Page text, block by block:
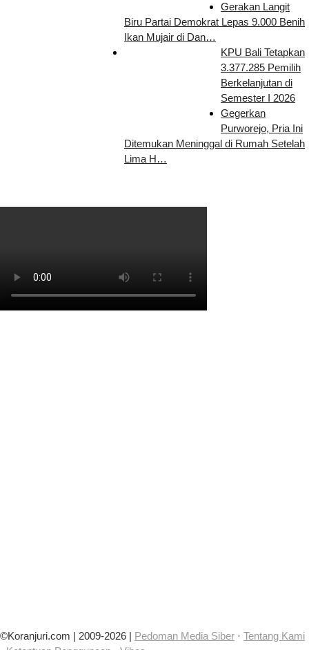
Gerakan Langit
Biru Partai Demokrat Lepas 9.000 Benih
Ikan Mujair di Dan…
KPU Bali Tetapkan
3.377.285 Pemilih
Berkelanjutan di
Semester I 2026
Gegerkan
Purworejo, Pria Ini
Ditemukan Meninggal di Rumah Setelah
Lima H…
©Koranjuri.com | 2009-2026 | Pedoman Media Siber · Tentang Kami